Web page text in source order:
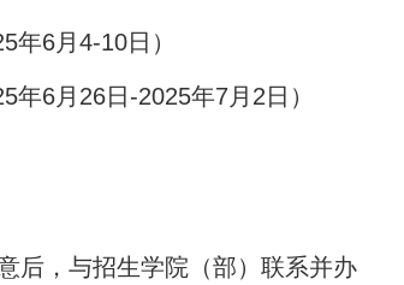
年6月4-10日）
年6月26日-2025年7月2日）
，与招生学院（部）联系并办